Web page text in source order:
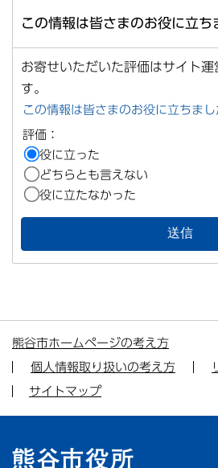
この情報は皆さまのお役に立ち
お寄せいただいた評価はサイト
す。
この情報は皆さまのお役に立ちまし
評価：
役に立った
どちらとも言えない
役に立たなかった
熊谷市ホームページの考え方
個人情報取り扱いの考え方
サイトマップ